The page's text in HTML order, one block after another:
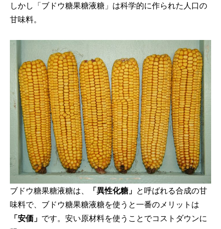
しかし「ブドウ糖果糖液糖」は科学的に作られた人口の
甘味料。
ブドウ糖果糖液糖は、 「異性化糖」 と呼ばれる合成の甘
味料で、ブドウ糖果糖液糖を使うと一番のメリットは
「安価」 です。安い原材料を使うことでコストダウンに